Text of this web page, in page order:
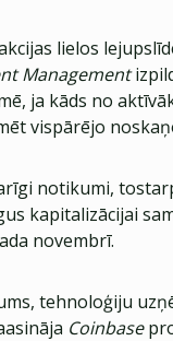
lielos
Management
ja kāds no
vispārējo
notikumi,
kapitalizācijai
novembrī.
tehnoloģiju
Coinbase